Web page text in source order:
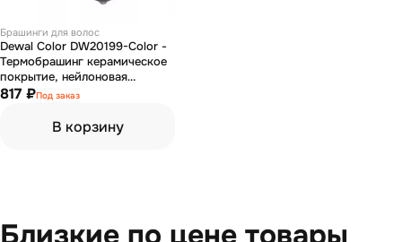
Брашинги для волос
Dewal Color DW20199-Color -
Термобрашинг керамическое
покрытие, нейлоновая
щетина, серый 62/86 мм
817 ₽Под заказ
В корзину